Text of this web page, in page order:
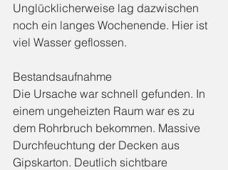
Unglücklicherweise lag dazwischen
noch ein langes Wochenende. Hier ist
viel Wasser geflossen.
Bestandsaufnahme
Die Ursache war schnell gefunden. In
einem ungeheizten Raum war es zu
dem Rohrbruch bekommen. Massive
Durchfeuchtung der Decken aus
Gipskarton. Deutlich sichtbare